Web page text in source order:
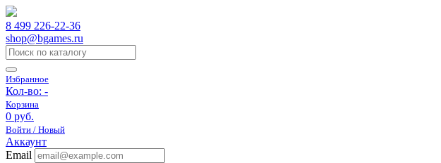
8 499 226-22-36
shop@bgames.ru
Избранное
Кол-во: -
Корзина
0 руб.
Войти / Новый
Аккаунт
Email